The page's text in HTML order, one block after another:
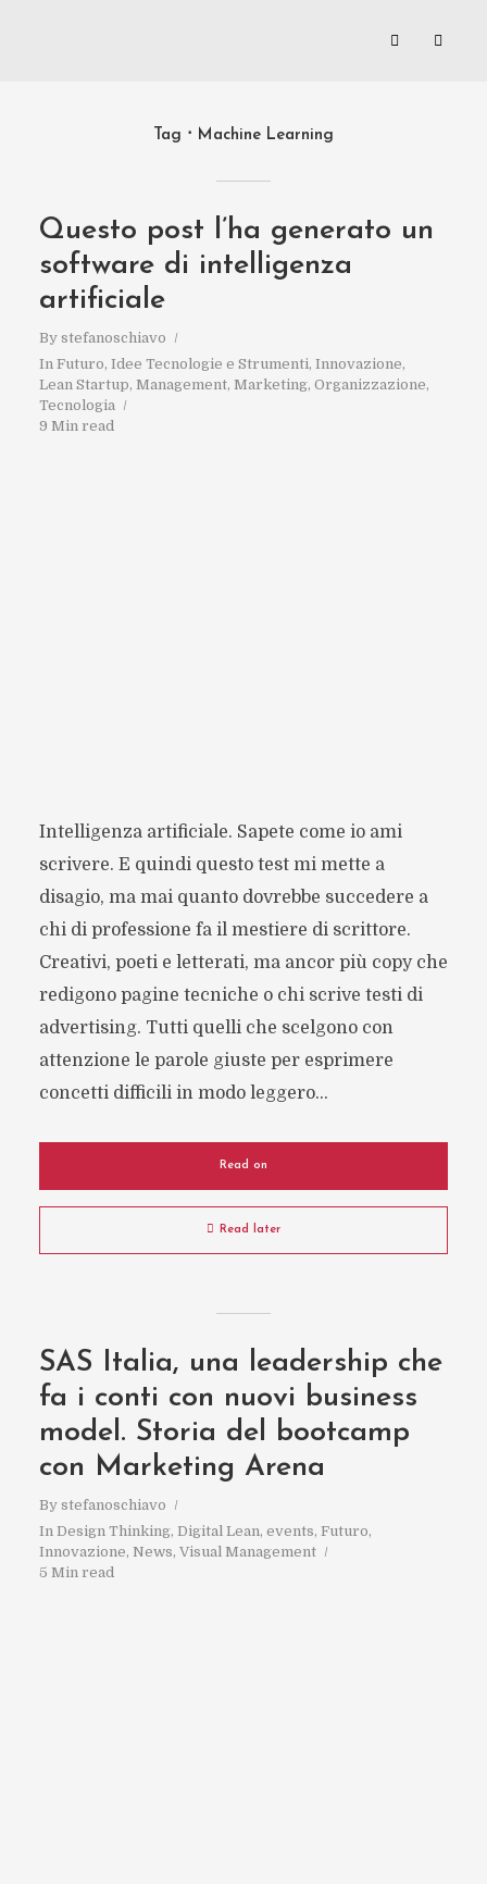
Tag Machine Learning
Questo post l’ha generato un
software di intelligenza
artificiale
By stefanoschiavo
In Futuro, Idee Tecnologie e Strumenti, Innovazione,
Lean Startup, Management, Marketing, Organizzazione,
Tecnologia
9 Min read
Intelligenza artificiale. Sapete come io ami
scrivere. E quindi questo test mi mette a
disagio, ma mai quanto dovrebbe succedere a
chi di professione fa il mestiere di scrittore.
Creativi, poeti e letterati, ma ancor più copy che
redigono pagine tecniche o chi scrive testi di
advertising. Tutti quelli che scelgono con
attenzione le parole giuste per esprimere
concetti difficili in modo leggero...
Read on
Read later
SAS Italia, una leadership che
fa i conti con nuovi business
model. Storia del bootcamp
con Marketing Arena
By stefanoschiavo
In Design Thinking, Digital Lean, events, Futuro,
Innovazione, News, Visual Management
5 Min read